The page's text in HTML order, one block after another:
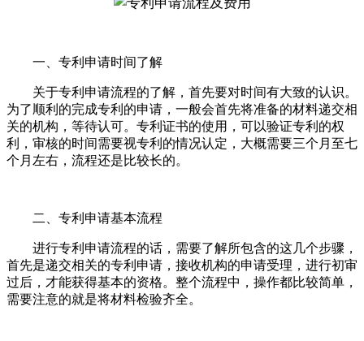
一、专利申请时间了解
关于专利申请流程的了解，首先要对时间有大致的认识。
为了顺利的完成专利的申请，一般会首先将准备的材料递交相
关的机构，等待认可。专利证书的使用，可以验证专利的权
利，审核的时间需要视专利的情况认定，大概需要三个月至七
个月左右，流程还是比较长的。
二、专利申请基本流程
进行专利申请流程的话，需要了解所包含的这几个步骤，
首先是递交相关的专利申请，接收机构的申请受理，进行初审
过后，才能获得基本的资格。整个流程中，操作都比较简单，
需要注意的就是将材料检验齐全。